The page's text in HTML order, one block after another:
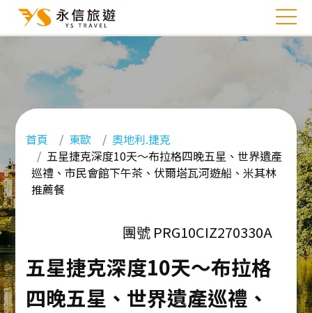
首頁 東歐
奧地利.捷克
五星捷克深度10天～布拉格四晚五星、世界遺產
巡禮、市民會館下午茶、伏爾塔瓦河遊船、米其林
推薦餐
團號 PRG10CIZ270330A
五星捷克深度10天～布拉格
四晚五星、世界遺產巡禮、